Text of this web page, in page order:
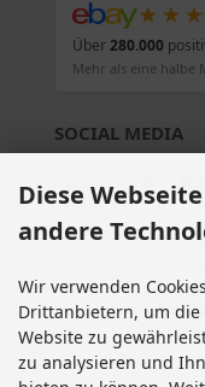
Über280.000
Mehr als eine halbe
SOCIAL MEDIA
entsprechen dem
Motorradteile & Motorrad
mod ified
Diese
andere
Wir verwenden
Drittanbietern, um
Website zu
zu analysieren und